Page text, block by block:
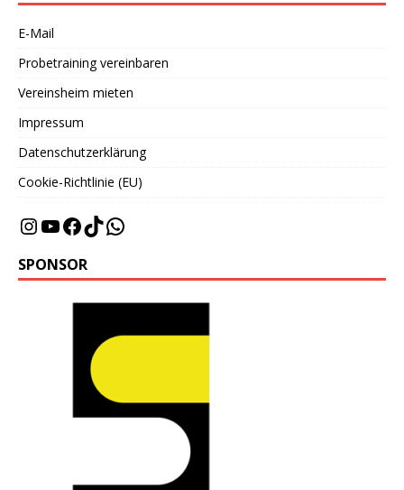
E-Mail
Probetraining vereinbaren
Vereinsheim mieten
Impressum
Datenschutzerklärung
Cookie-Richtlinie (EU)
SPONSOR